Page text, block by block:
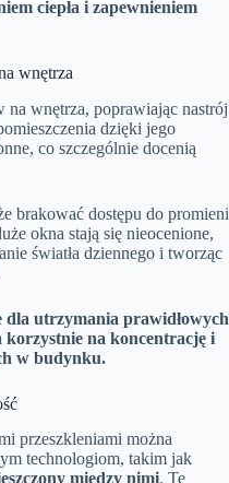
ciepła i zapewnieniem
wnętrza
na wnętrza, poprawiając nastrój
dzięki jego
co szczególnie docenią
brakować dostępu do promieni
okna stają się nieocenione,
światła dziennego i tworząc
dla utrzymania prawidłowych
na koncentrację i
w budynku.
przeszkleniami można
technologiom, takim jak
między nimi. Te